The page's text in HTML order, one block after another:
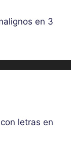
en 3
letras en